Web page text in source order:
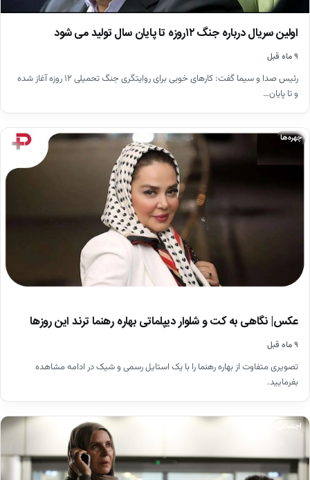
اولین سریال درباره جنگ ۱۲روزه تا پایان سال تولید می شود
۹ ماه قبل
رئیس صدا و سیما گفت: کارهای خوبی برای روایتگری جنگ تحمیلی ۱۲ روزه آغاز شده
و تا پایان…
چهره‌ها
عکس| نگاهی به کت و شلوار دیپلماتی بهاره رهنما ترند این روزها
۹ ماه قبل
تصویری متفاوت از بهاره رهنما را با یک استایل رسمی و شیک در ادامه مشاهده
بفرمایید.
اجتماعی